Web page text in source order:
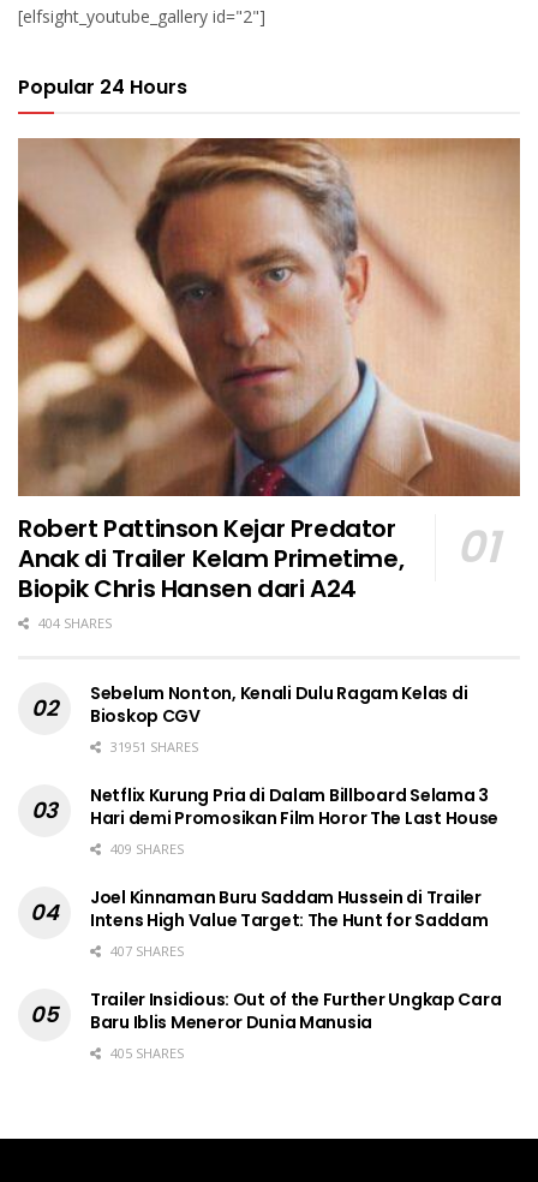
[elfsight_youtube_gallery id="2"]
Popular 24 Hours
Robert Pattinson Kejar Predator
Anak di Trailer Kelam Primetime,
Biopik Chris Hansen dari A24
404 SHARES
Sebelum Nonton, Kenali Dulu Ragam Kelas di
Bioskop CGV
31951 SHARES
Netflix Kurung Pria di Dalam Billboard Selama 3
Hari demi Promosikan Film Horor The Last House
409 SHARES
Joel Kinnaman Buru Saddam Hussein di Trailer
Intens High Value Target: The Hunt for Saddam
407 SHARES
Trailer Insidious: Out of the Further Ungkap Cara
Baru Iblis Meneror Dunia Manusia
405 SHARES